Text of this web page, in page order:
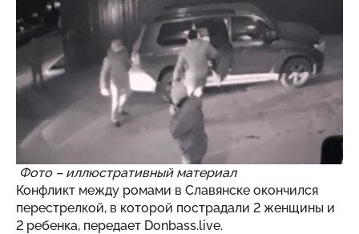
Фото – иллюстративный материал
Конфликт между ромами в Славянске окончился
перестрелкой, в которой пострадали 2 женщины и
2 ребенка, передает Donbass.live.